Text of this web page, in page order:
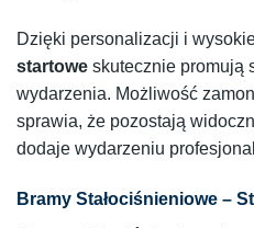
Dzięki personalizacji i
startowe skutecznie promują
wydarzenia. Możliwość
sprawia, że pozostają
dodaje wydarzeniu
Bramy Stałociśnieniowe –